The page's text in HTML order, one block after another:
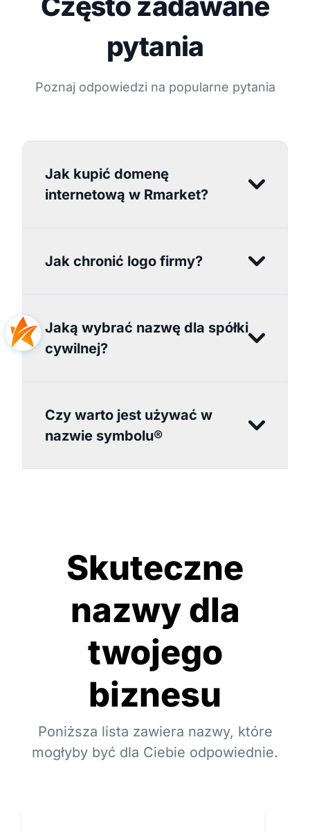
pytania
Poznaj odpowiedzi na popularne pytania
Jak kupić domenę
internetową w Rmarket?
Jak chronić logo firmy?
Jaką wybrać nazwę dla spółki
cywilnej?
Czy warto jest używać w
nazwie symbolu®
Skuteczne
nazwy dla
twojego
biznesu
Poniższa lista zawiera nazwy, które
mogłyby być dla Ciebie odpowiednie.